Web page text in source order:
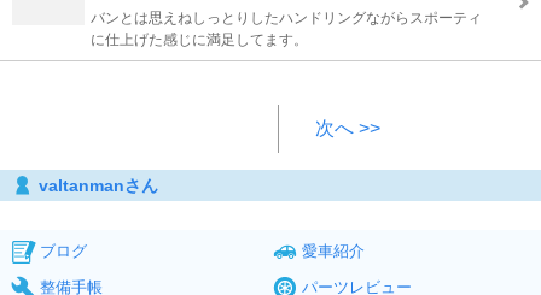
バンとは思えねしっとりしたハンドリングながらスポーティ
に仕上げた感じに満足してます。
次へ >>
valtanmanさん
ブログ
愛車紹介
整備手帳
パーツレビュー